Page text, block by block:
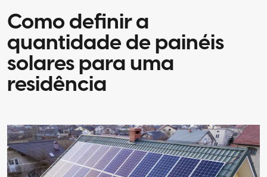
Como definir a
quantidade de painéis
solares para uma
residência